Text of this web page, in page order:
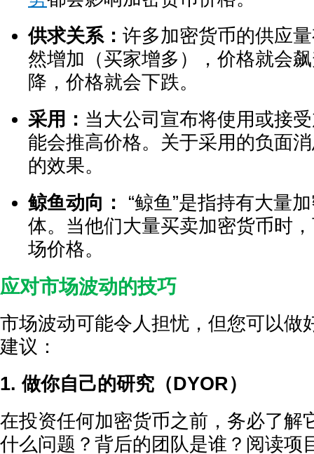
供求关系： 许多加密货币的供应
然增加（买家增多），价格就会
降，价格就会下跌。
采用： 当大公司宣布将使用或接
能会推高价格。关于采用的负面
的效果。
鲸鱼动向： “鲸鱼”是指持有大量
体。当他们大量买卖加密货币时
场价格。
应对市场波动的技巧
市场波动可能令人担忧，但您可以做
建议：
1. 做你自己的研究（DYOR）
在投资任何加密货币之前，务必了解
什么问题？背后的团队是谁？阅读项